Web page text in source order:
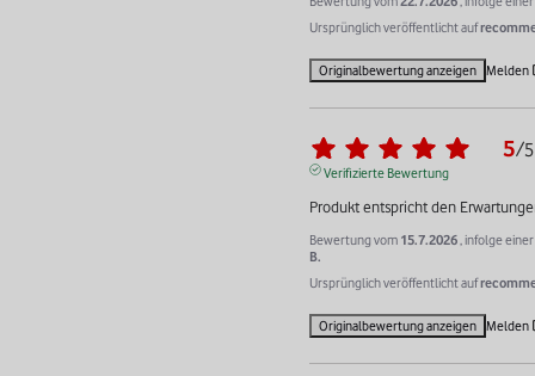
Ursprünglich veröffentlicht auf
Originalbewertung anzeigen Melden
5/5
Verifizierte Bewertung
Produkt entspricht den
Bewertung vom 15.7.2026 , infolge
B.
Ursprünglich veröffentlicht auf
Originalbewertung anzeigen Melden